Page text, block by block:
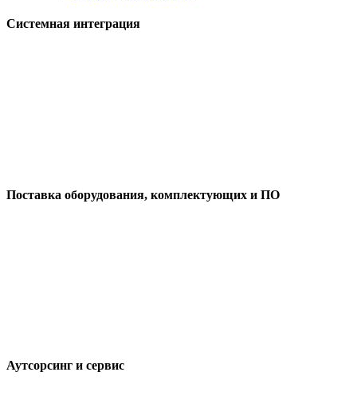
Системная интеграция
Поставка оборудования, комплектующих и ПО
Аутсорсинг и сервис